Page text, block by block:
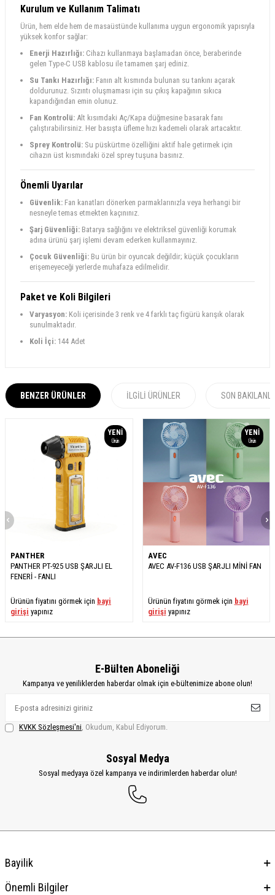
Kurulum ve Kullanım Talimatı
Ürün, hem elde hem de masaüstünde kullanıma uygun ergonomik yapısıyla
yüksek konfor sağlar:
Enerji Hazırlığı: Cihazı kullanmaya başlamadan önce, beraberinde
gelen Type-C USB kablosu ile tamamen şarj ediniz.
Su Tankı Hazırlığı: Fanın alt kısmında bulunan su tankını açarak
doldurunuz. Sızıntı oluşmaması için su çıkış kapağının sıkıca
kapandığından emin olunuz.
Fan Kontrolü: Alt kısımdaki Aç/Kapa düğmesine basarak fanı
çalıştırabilirsiniz. Her basışta üfleme hızı kademeli olarak artacaktır.
Sprey Kontrolü: Su püskürtme özelliğini aktif hale getirmek için
cihazın üst kısmındaki özel sprey tuşuna basınız.
Önemli Uyarılar
Güvenlik: Fan kanatları dönerken parmaklarınızla veya herhangi bir
nesneyle temas etmekten kaçınınız.
Şarj Güvenliği: Batarya sağlığını ve elektriksel güvenliği korumak
adına ürünü şarj işlemi devam ederken kullanmayınız.
Çocuk Güvenliği: Bu ürün bir oyuncak değildir; küçük çocukların
erişemeyeceği yerlerde muhafaza edilmelidir.
Paket ve Koli Bilgileri
Varyasyon: Koli içerisinde 3 renk ve 4 farklı taç figürü karışık olarak
sunulmaktadır.
Koli İçi: 144 Adet
BENZER ÜRÜNLER İLGILI ÜRÜNLER SON
YENI
Ürün
PANTHER
PANTHER PT-925 USB ŞARJLI EL
FENERİ - FANLI
Ürünün fiyatını görmek için bayi
girişi yapınız
YENI
Ürün
AVEC
AVEC AV-F136 USB ŞARJLI MİNİ FAN
Ürünün fiyatını görmek için bayi
girişi yapınız
E-Bülten Aboneliği
Kampanya ve yeniliklerden haberdar olmak için e-bültenimize abone olun!
KVKK Sözleşmesi'ni, Okudum, Kabul Ediyorum.
Sosyal Medya
Sosyal medyaya özel kampanya ve indirimlerden haberdar olun!
Bayilik
Önemli Bilgiler